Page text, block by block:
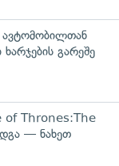
გარეშე
of Thrones:The
— ნახეთ